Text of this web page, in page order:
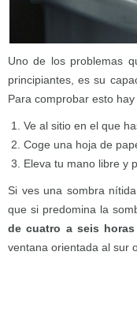
Uno de los problemas
principiantes, es su
Para comprobar esto
Ve al sitio en el que
Coge una hoja de
Eleva tu mano libre y
Si ves una sombra
que si predomina la
de cuatro a seis
ventana orientada al sur